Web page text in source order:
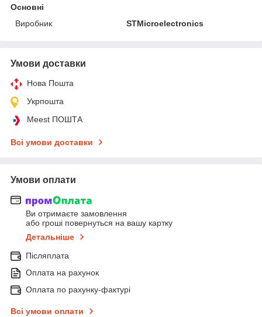
Основні
Виробник
STMicroelectronics
Умови доставки
Нова Пошта
Укрпошта
Meest ПОШТА
Всі умови доставки
Умови оплати
Ви отримаєте замовлення
або гроші повернуться на вашу картку
Детальніше
Післяплата
Оплата на рахунок
Оплата по рахунку-фактурі
Всі умови оплати